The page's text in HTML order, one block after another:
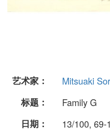
艺术家：
Mitsuaki
标题：
Family G
日期：
13/100, 69-